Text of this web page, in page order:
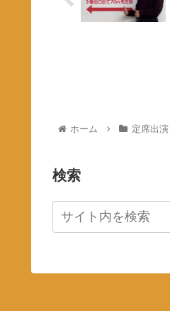
ホーム 定席出演
検索